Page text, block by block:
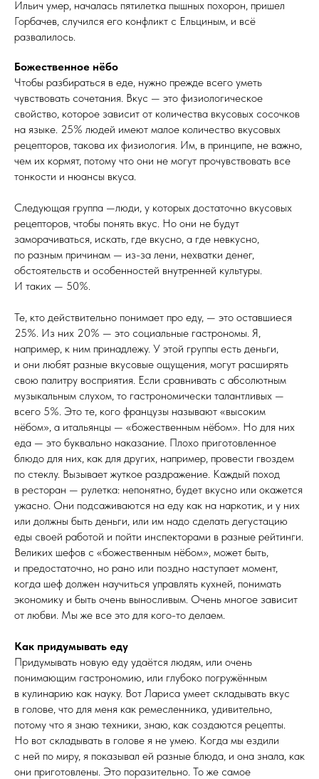
Ильич умер, началась пятилетка пышных похорон, пришел
Горбачев, случился его конфликт с Ельциным, и всё
развалилось.
Божественное нёбо
Чтобы разбираться в еде, нужно прежде всего уметь
чувствовать сочетания. Вкус — это физиологическое
свойство, которое зависит от количества вкусовых сосочков
на языке. 25% людей имеют малое количество вкусовых
рецепторов, такова их физиология. Им, в принципе, не важно,
чем их кормят, потому что они не могут прочувствовать все
тонкости и нюансы вкуса.
Следующая группа —люди, у которых достаточно вкусовых
рецепторов, чтобы понять вкус. Но они не будут
заморачиваться, искать, где вкусно, а где невкусно,
по разным причинам — из-за лени, нехватки денег,
обстоятельств и особенностей внутренней культуры.
И таких — 50%.
Те, кто действительно понимает про еду, — это оставшиеся
25%. Из них 20% — это социальные гастрономы. Я,
например, к ним принадлежу. У этой группы есть деньги,
и они любят разные вкусовые ощущения, могут расширять
свою палитру восприятия. Если сравнивать с абсолютным
музыкальным слухом, то гастрономически талантливых —
всего 5%. Это те, кого французы называют «высоким
нёбом», а итальянцы — «божественным нёбом». Но для них
еда — это буквально наказание. Плохо приготовленное
блюдо для них, как для других, например, провести гвоздем
по стеклу. Вызывает жуткое раздражение. Каждый поход
в ресторан — рулетка: непонятно, будет вкусно или окажется
ужасно. Они подсаживаются на еду как на наркотик, и у них
или должны быть деньги, или им надо сделать дегустацию
еды своей работой и пойти инспекторами в разные рейтинги.
Великих шефов с «божественным нёбом», может быть,
и предостаточно, но рано или поздно наступает момент,
когда шеф должен научиться управлять кухней, понимать
экономику и быть очень выносливым. Очень многое зависит
от любви. Мы же все это для кого-то делаем.
Как придумывать еду
Придумывать новую еду удаётся людям, или очень
понимающим гастрономию, или глубоко погружённым
в кулинарию как науку. Вот Лариса умеет складывать вкус
в голове, что для меня как ремесленника, удивительно,
потому что я знаю техники, знаю, как создаются рецепты.
Но вот складывать в голове я не умею. Когда мы ездили
с ней по миру, я показывал ей разные блюда, и она знала, как
они приготовлены. Это поразительно. То же самое